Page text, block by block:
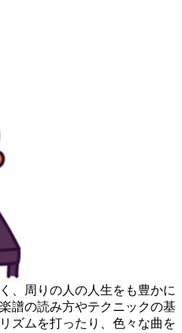
、周りの人の人生をも豊かに
譜の読み方やテクニックの基
ズムを打ったり、色々な曲を